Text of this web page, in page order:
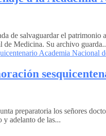
de salvaguardar el
de Medicina. Su archivo
preparatoria los señores
y adelanto de las...